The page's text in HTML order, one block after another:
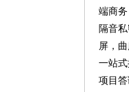
端商
隔音
屏，
一站
项目答